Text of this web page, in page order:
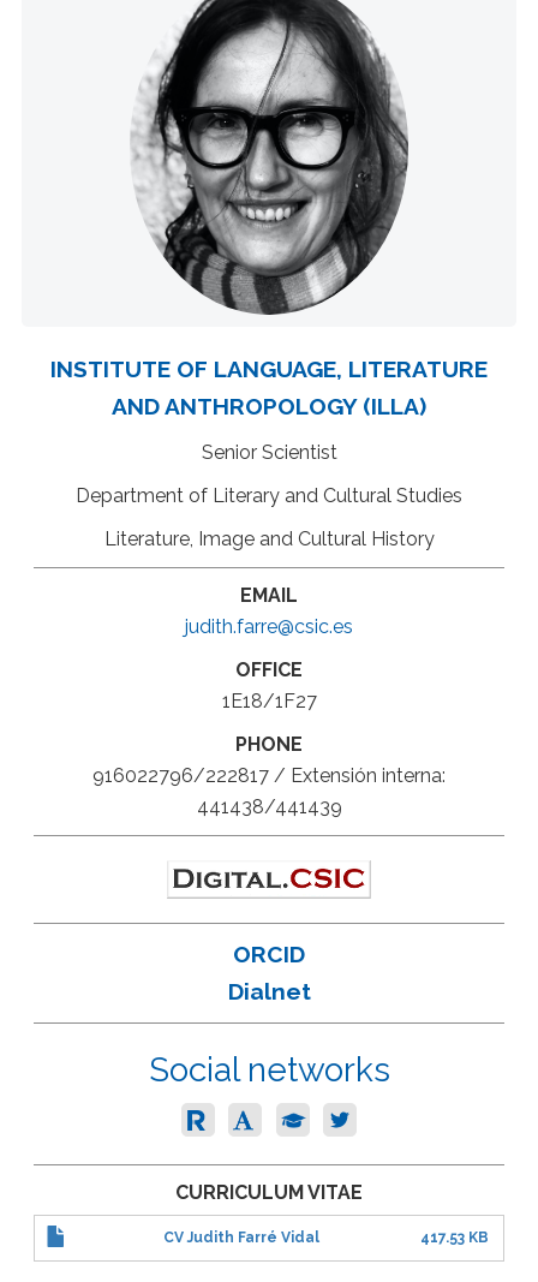
INSTITUTE OF LANGUAGE, LITERATURE
AND ANTHROPOLOGY (ILLA)
Senior Scientist
Department of Literary and Cultural Studies
Literature, Image and Cultural History
EMAIL
judith.farre@csic.es
OFFICE
1E18/1F27
PHONE
916022796/222817 / Extensión interna:
441438/441439
ORCID
Dialnet
Social networks
CURRICULUM VITAE
CV Judith Farré Vidal 417.53 KB